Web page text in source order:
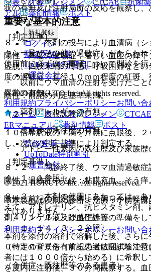
状の有無及び注射局所の反応を観察し、
り判定する。
［判定基準］
陽性：高度の過敏症；著しい血圧の降下
虚脱、四肢末端の冷感、呼吸困難など
度の過敏症；直径１０ｍｍ程度の紅斑、
陰性：前記の判定基準未満。
（２）． 点眼試験法
１０倍希釈液の１滴を片眼に点眼後、
し、次記の判定基準により判定する。
［判定基準］
陽性：過敏症の兆候；粘膜充血、そう痒
陰性：前記の判定基準より明らかに軽
１４．１．２． 除感作処置
本剤を添付の溶剤で溶解した後、さらに
０〜１０００倍（前記の過敏症試験で
者には１０００倍から始める）に希釈し
を皮内に注射後、３０分間観察する。
重要な基本的注意
８．１． 本剤の投与により血清病（シ
キシー及びその他の過敏症）があらわれ
使用前に必ず次の事項について問診を行
・ 以前にウマ血清の注射を受けたこと
異常の有無。
・ 薬剤アレルギーの有無。
・ 蕁麻疹の既往歴の有無。
・ アトピー性素因の既往歴及び家族歴
８．２． 問診終了後、ウマ血清過敏症
４．１．１参照〕。
８．３． 本剤の使用にあたっては、あ
えて、アドレナリン、抗ヒスタミン剤、
剤、リンゲル液及び血圧計等の準備をし
３．１、１４．３．２参照〕。
（特定の背景を有する患者に関する注意
（合併症・既往歴等のある患者）
アル
薬剤情報 ポスト
新規登録
ログイン
監修医師一覧
UpToDate特別割引
運営会社
© 2021 HOKUTO Inc. All rights reserved.
利用規約プライバシーポリシーお問い合
ホーム
表・計算 レジメン CTCAE
ERマニュアル
薬剤情報 ポスト
監修医師一覧
UpToDate特別割引
運営会社
© 2021 HOKUTO Inc. All rights reserved.
※本製品は疾病の診断・治療・予防を目
ではありません。
利用規約プライバシーポリシーお問い合